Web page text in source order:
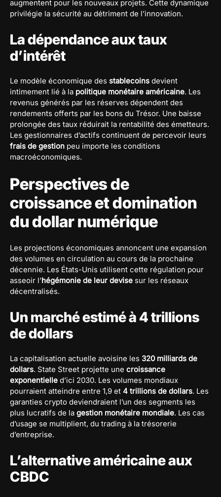
augmentent pour les nouveaux projets. Cette dynamique
privilégie la sécurité au détriment de l’innovation.
La dépendance aux taux
d’intérêt
Le modèle économique des stablecoins devient
intimement lié à la politique monétaire américaine. Les
revenus générés par les réserves dépendent des
rendements offerts par les bons du Trésor. Une baisse
prolongée des taux réduirait la rentabilité des émetteurs.
Les gestionnaires d’actifs continuent de percevoir leurs
frais de gestion peu importe les conditions
macroéconomiques.
Perspectives de
croissance et domination
du dollar numérique
Les projections économiques annoncent une expansion
des volumes en circulation au cours de la prochaine
décennie. Les États-Unis utilisent cette régulation pour
asseoir l’hégémonie de leur devise sur les réseaux
décentralisés.
Un marché estimé à 4 trillions
de dollars
La capitalisation actuelle avoisine les 320 milliards de
dollars. State Street projette une croissance
exponentielle d’ici 2030. Les volumes mondiaux
pourraient atteindre entre 1,9 et 4 trillions de dollars. Les
garanties crypto deviendraient l’un des segments les
plus lucratifs de la gestion monétaire mondiale. Les cas
d’usage se multiplient, du trading à la trésorerie
d’entreprise.
L’alternative américaine aux
CBDC